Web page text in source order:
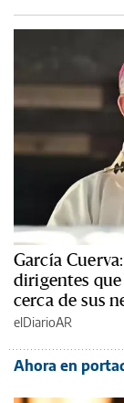
García
dirigentes
cerca de sus
elDiarioAR
Ahora en